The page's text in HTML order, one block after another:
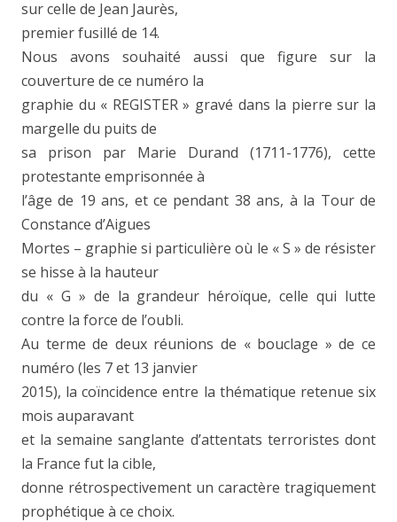
sur celle de Jean Jaurès,
premier fusillé de 14.
Nous avons souhaité aussi que figure sur la
couverture de ce numéro la
graphie du « REGISTER » gravé dans la pierre sur la
margelle du puits de
sa prison par Marie Durand (1711-1776), cette
protestante emprisonnée à
l’âge de 19 ans, et ce pendant 38 ans, à la Tour de
Constance d’Aigues
Mortes – graphie si particulière où le « S » de résister
se hisse à la hauteur
du « G » de la grandeur héroïque, celle qui lutte
contre la force de l’oubli.
Au terme de deux réunions de « bouclage » de ce
numéro (les 7 et 13 janvier
2015), la coïncidence entre la thématique retenue six
mois auparavant
et la semaine sanglante d’attentats terroristes dont
la France fut la cible,
donne rétrospectivement un caractère tragiquement
prophétique à ce choix.